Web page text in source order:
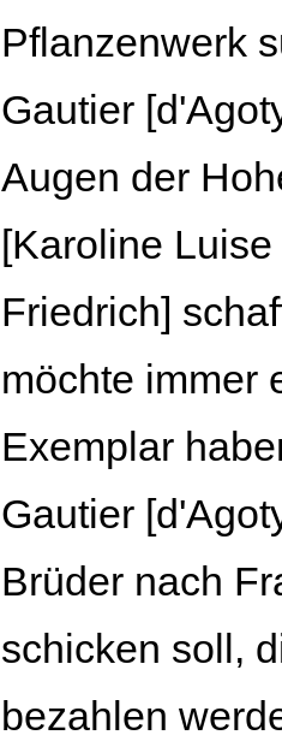
Pflanzenwerk
Gautier
Augen der
[Karoline
Friedrich]
möchte immer
Exemplar
Gautier
Brüder nach
schicken soll,
bezahlen